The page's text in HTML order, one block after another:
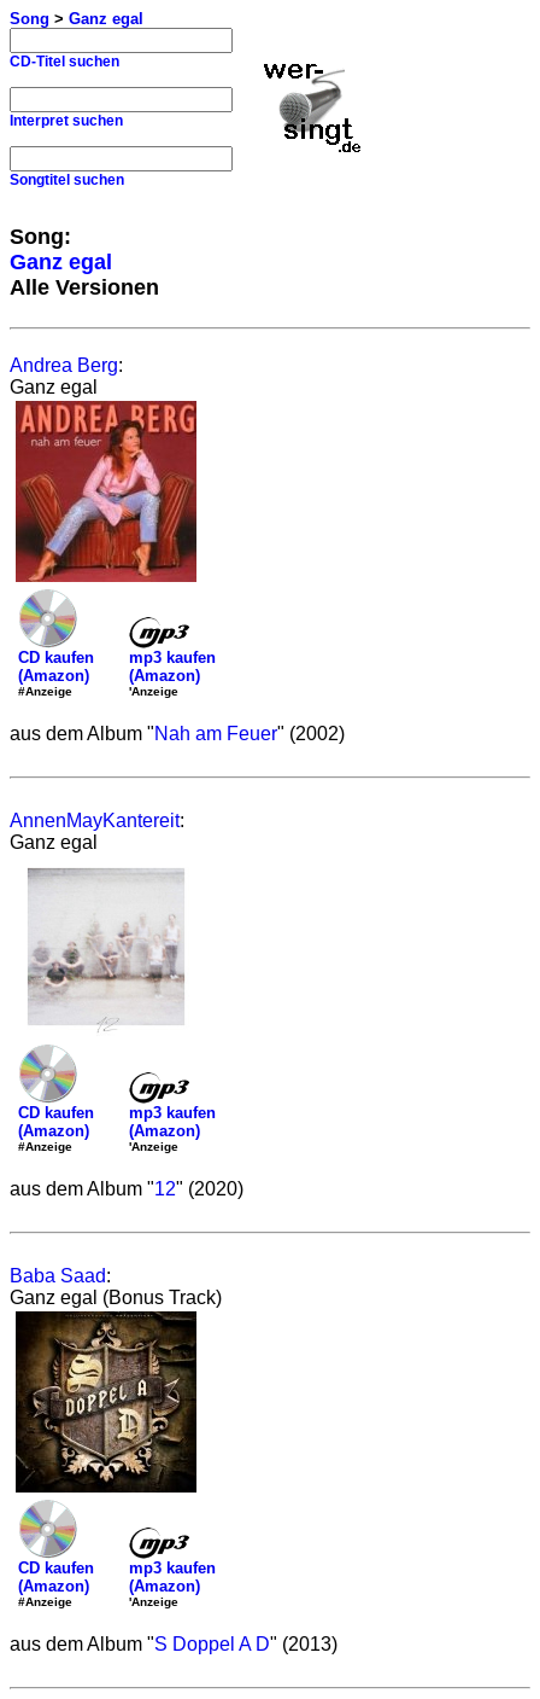
Song > Ganz egal
CD-Titel suchen
Interpret suchen
Songtitel suchen
Song:
Ganz egal
Alle Versionen
Andrea Berg:
Ganz egal
CD kaufen
(Amazon)
#Anzeige
mp3 kaufen
(Amazon)
'Anzeige
aus dem Album "Nah am Feuer" (2002)
AnnenMayKantereit:
Ganz egal
CD kaufen
(Amazon)
#Anzeige
mp3 kaufen
(Amazon)
'Anzeige
aus dem Album "12" (2020)
Baba Saad:
Ganz egal (Bonus Track)
CD kaufen
(Amazon)
#Anzeige
mp3 kaufen
(Amazon)
'Anzeige
aus dem Album "S Doppel A D" (2013)